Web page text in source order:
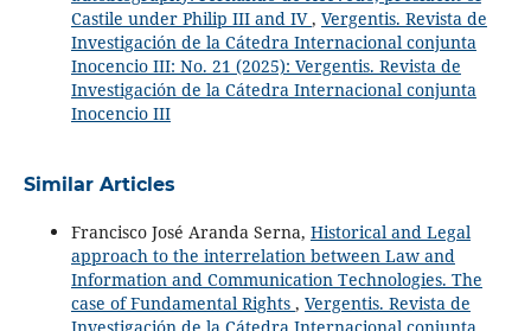
Castile under Philip III and IV, Vergentis. Revista de
Investigación de la Cátedra Internacional conjunta
Inocencio III: No. 21 (2025): Vergentis. Revista de
Investigación de la Cátedra Internacional conjunta
Inocencio III
Similar Articles
Francisco José Aranda Serna, Historical and Legal
approach to the interrelation between Law and
Information and Communication Technologies. The
case of Fundamental Rights , Vergentis. Revista de